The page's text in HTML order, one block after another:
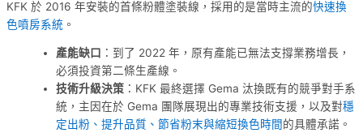
KFK 於 2016 年安裝的首條粉體塗裝線，採用的是當時主流的快速換
色噴房系統 。
產能缺口 ：到了 2022 年，原有產能已無法支撐業務增長，
必須投資第二條生產線。
技術升級決策：KFK 最終選擇 Gema 汰換既有的競爭對手系
統，主因在於 Gema 團隊展現出的專業技術支援，以及對穩
定出粉、提升品質、節省粉末與縮短換色時間的具體承諾。